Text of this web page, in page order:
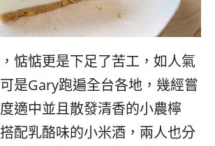
惦惦更是下足了苦工，如人氣
是Gary跑遍全台各地，幾經嘗
適中並且散發清香的小農檸
配乳酪味的小米酒，兩人也分